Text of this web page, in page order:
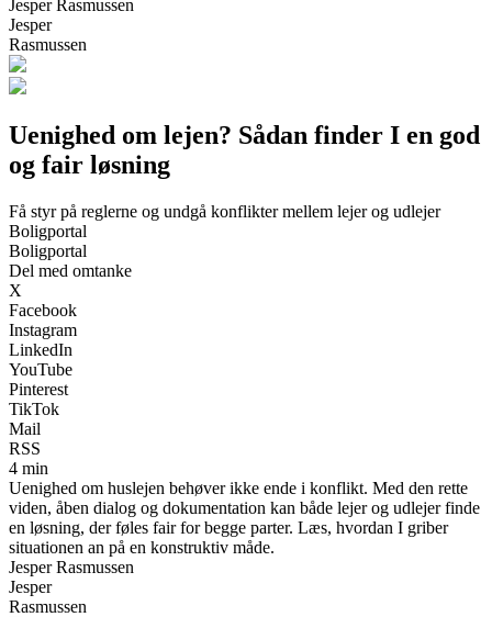
Jesper Rasmussen
Jesper
Rasmussen
Uenighed om lejen? Sådan finder I en god
og fair løsning
Få styr på reglerne og undgå konflikter mellem lejer og udlejer
Boligportal
Boligportal
Del med omtanke
X
Facebook
Instagram
LinkedIn
YouTube
Pinterest
TikTok
Mail
RSS
4 min
Uenighed om huslejen behøver ikke ende i konflikt. Med den rette
viden, åben dialog og dokumentation kan både lejer og udlejer finde
en løsning, der føles fair for begge parter. Læs, hvordan I griber
situationen an på en konstruktiv måde.
Jesper Rasmussen
Jesper
Rasmussen